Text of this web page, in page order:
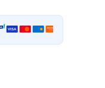
VISA DISCOVER
NETWORK